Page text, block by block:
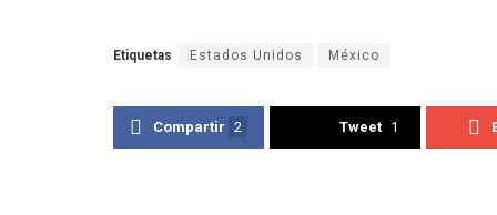
Etiquetas Estados Unidos México
Compartir 2 Tweet 1